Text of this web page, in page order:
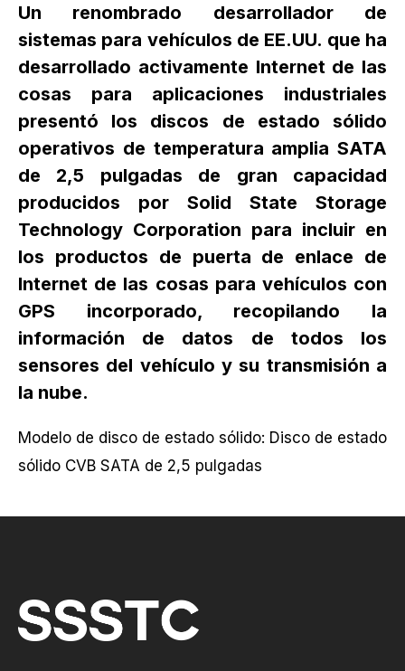
Un renombrado desarrollador de
sistemas para vehículos de EE.UU. que ha
desarrollado activamente Internet de las
cosas para aplicaciones industriales
presentó los discos de estado sólido
operativos de temperatura amplia SATA
de 2,5 pulgadas de gran capacidad
producidos por Solid State Storage
Technology Corporation para incluir en
los productos de puerta de enlace de
Internet de las cosas para vehículos con
GPS incorporado, recopilando la
información de datos de todos los
sensores del vehículo y su transmisión a
la nube.
Modelo de disco de estado sólido: Disco de estado
sólido CVB SATA de 2,5 pulgadas